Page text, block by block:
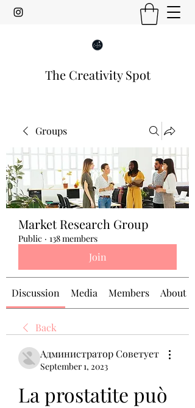
The Creativity Spot
Groups
Market Research Group
Public · 138 members
Join
Discussion Media Members About
Back
Администратор Советует
September 1, 2023
La prostatite può